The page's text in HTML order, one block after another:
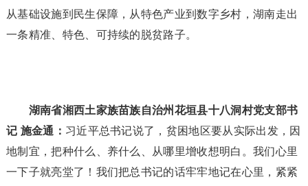
从基础设施到民生保障，从特色产业到数字乡村，湖南走出
一条精准、特色、可持续的脱贫路子。
湖南省湘西土家族苗族自治州花垣县十八洞村党支部书
记 施金通： 习近平总书记说了，贫困地区要从实际出发，因
地制宜，把种什么、养什么、从哪里增收想明白。我们心里
一下子就亮堂了！我们把总书记的话牢牢地记在心里，紧紧